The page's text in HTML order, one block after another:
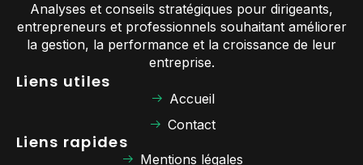
Analyses et conseils stratégiques pour dirigeants,
entrepreneurs et professionnels souhaitant améliorer
la gestion, la performance et la croissance de leur
entreprise.
Liens utiles
Accueil
Contact
Liens rapides
Mentions légales